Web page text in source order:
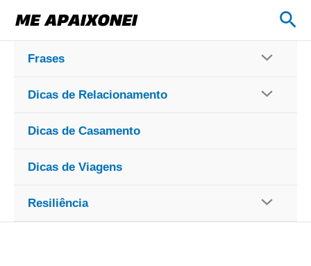
para
conteúdo
Frases
Dicas de Relacionamento
Dicas de Casamento
Dicas de Viagens
Resiliência